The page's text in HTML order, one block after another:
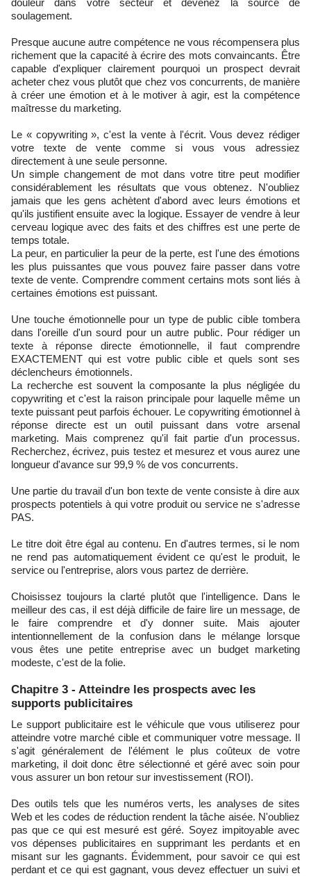
douleur dans votre secteur et devenez la source de
soulagement.
Presque aucune autre compétence ne vous récompensera plus
richement que la capacité à écrire des mots convaincants. Être
capable d'expliquer clairement pourquoi un prospect devrait
acheter chez vous plutôt que chez vos concurrents, de manière
à créer une émotion et à le motiver à agir, est la compétence
maîtresse du marketing.
Le « copywriting », c'est la vente à l'écrit. Vous devez rédiger
votre texte de vente comme si vous vous adressiez
directement à une seule personne.
Un simple changement de mot dans votre titre peut modifier
considérablement les résultats que vous obtenez. N'oubliez
jamais que les gens achètent d'abord avec leurs émotions et
qu'ils justifient ensuite avec la logique. Essayer de vendre à leur
cerveau logique avec des faits et des chiffres est une perte de
temps totale.
La peur, en particulier la peur de la perte, est l'une des émotions
les plus puissantes que vous pouvez faire passer dans votre
texte de vente. Comprendre comment certains mots sont liés à
certaines émotions est puissant.
Une touche émotionnelle pour un type de public cible tombera
dans l'oreille d'un sourd pour un autre public. Pour rédiger un
texte à réponse directe émotionnelle, il faut comprendre
EXACTEMENT qui est votre public cible et quels sont ses
déclencheurs émotionnels.
La recherche est souvent la composante la plus négligée du
copywriting et c'est la raison principale pour laquelle même un
texte puissant peut parfois échouer. Le copywriting émotionnel à
réponse directe est un outil puissant dans votre arsenal
marketing. Mais comprenez qu'il fait partie d'un processus.
Recherchez, écrivez, puis testez et mesurez et vous aurez une
longueur d'avance sur 99,9 % de vos concurrents.
Une partie du travail d'un bon texte de vente consiste à dire aux
prospects potentiels à qui votre produit ou service ne s'adresse
PAS.
Le titre doit être égal au contenu. En d'autres termes, si le nom
ne rend pas automatiquement évident ce qu'est le produit, le
service ou l'entreprise, alors vous partez de derrière.
Choisissez toujours la clarté plutôt que l'intelligence. Dans le
meilleur des cas, il est déjà difficile de faire lire un message, de
le faire comprendre et d'y donner suite. Mais ajouter
intentionnellement de la confusion dans le mélange lorsque
vous êtes une petite entreprise avec un budget marketing
modeste, c'est de la folie.
Chapitre 3 - Atteindre les prospects avec les
supports publicitaires
Le support publicitaire est le véhicule que vous utiliserez pour
atteindre votre marché cible et communiquer votre message. Il
s'agit généralement de l'élément le plus coûteux de votre
marketing, il doit donc être sélectionné et géré avec soin pour
vous assurer un bon retour sur investissement (ROI).
Des outils tels que les numéros verts, les analyses de sites
Web et les codes de réduction rendent la tâche aisée. N'oubliez
pas que ce qui est mesuré est géré. Soyez impitoyable avec
vos dépenses publicitaires en supprimant les perdants et en
misant sur les gagnants. Évidemment, pour savoir ce qui est
perdant et ce qui est gagnant, vous devez effectuer un suivi et